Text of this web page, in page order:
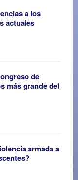
a los
actuales
de
más grande del
armada a